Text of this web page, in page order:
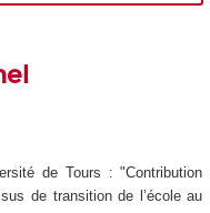
de Tours : "Contribution
de transition de l’école au